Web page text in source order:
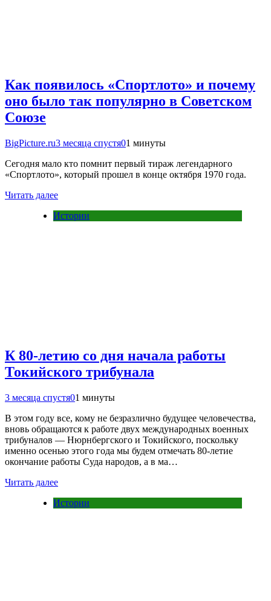
Как появилось «Спортлото» и почему
оно было так популярно в Советском
Союзе
BigPicture.ru3 месяца спустя01 минуты
Сегодня мало кто помнит первый тираж легендарного
«Спортлото», который прошел в конце октября 1970 года.
Читать далее
Истории
К 80-летию со дня начала работы
Токийского трибунала
3 месяца спустя01 минуты
В этом году все, кому не безразлично будущее человечества,
вновь обращаются к работе двух международных военных
трибуналов — Нюрнбергского и Токийского, поскольку
именно осенью этого года мы будем отмечать 80-летие
окончание работы Суда народов, а в ма…
Читать далее
Истории